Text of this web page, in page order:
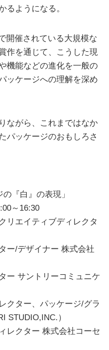
るようになる。
開催されている大規模な
作を通じて、こうした現
機能などの進化を一般の
ッケージへの理解を深め
ながら、これまではなか
パッケージのおもしろさ
『白』の表現」
～16:30
リエイティブディレクタ
ー/デザイナー 株式会社
ー サントリーコミュニケ
クター、パッケージ/グラ
STUDIO,INC.）
レクター 株式会社コーセ